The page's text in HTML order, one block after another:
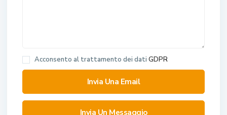
Acconsento al trattamento dei dati GDPR